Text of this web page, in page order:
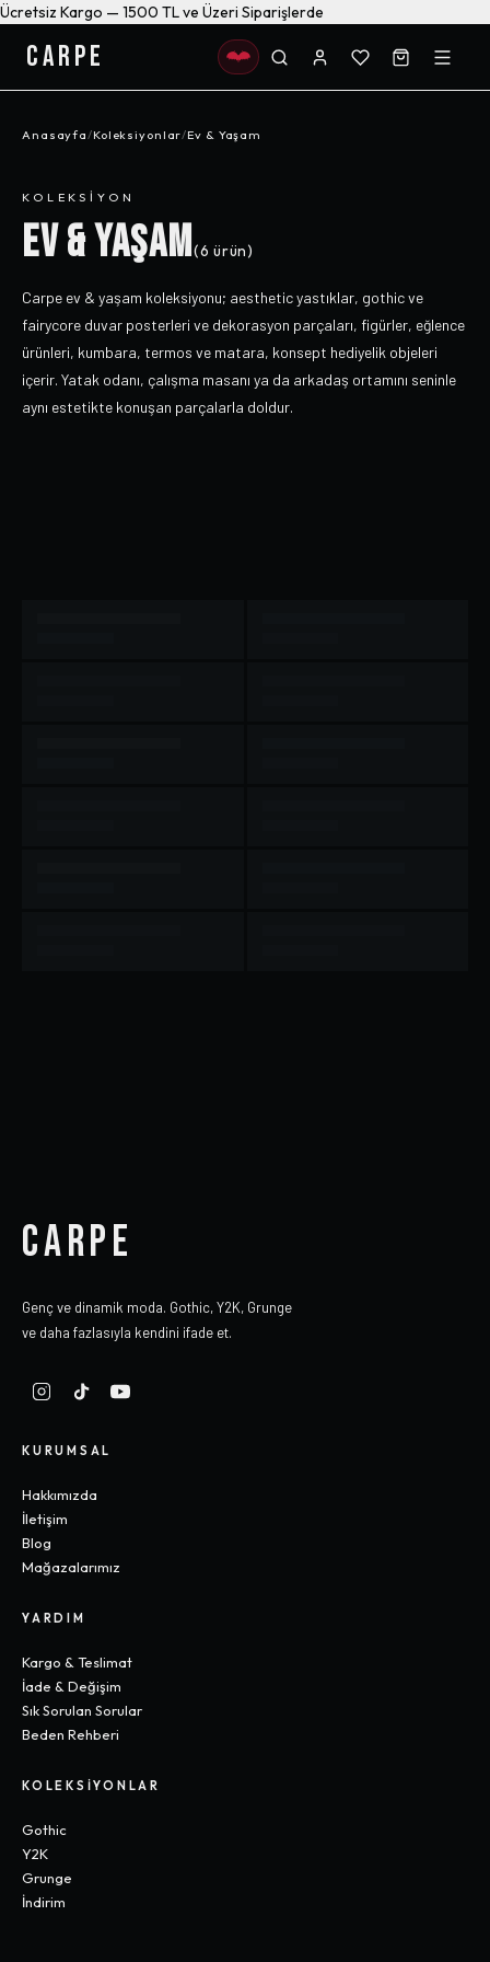
Ücretsiz Kargo — 1500 TL ve Üzeri Siparişlerde
CARPE
Anasayfa/Koleksiyonlar/Ev & Yaşam
KOLEKSIYON
EV & YAŞAM(6 ürün)
Carpe ev & yaşam koleksiyonu; aesthetic yastıklar, gothic ve
fairycore duvar posterleri ve dekorasyon parçaları, figürler, eğlence
ürünleri, kumbara, termos ve matara, konsept hediyelik objeleri
içerir. Yatak odanı, çalışma masanı ya da arkadaş ortamını seninle
aynı estetikte konuşan parçalarla doldur.
CARPE
Genç ve dinamik moda. Gothic, Y2K, Grunge
ve daha fazlasıyla kendini ifade et.
KURUMSAL
Hakkımızda
İletişim
Blog
Mağazalarımız
YARDIM
Kargo & Teslimat
İade & Değişim
Sık Sorulan Sorular
Beden Rehberi
KOLEKSIYONLAR
Gothic
Y2K
Grunge
İndirim